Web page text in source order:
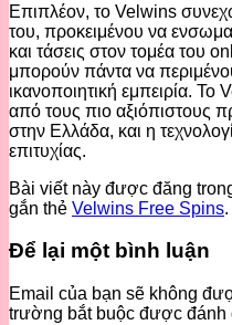
Επιπλέον, το Velwins
του, προκειμένου να
και τάσεις στον τομέα του
μπορούν πάντα να
ικανοποιητική εμπειρία.
από τους πιο αξιόπιστους
στην Ελλάδα, και η
επιτυχίας.
Bài viết này được đăng
gắn thẻ Velwins Free Spins.
Để lại một bình luận
Email của bạn sẽ không
trường bắt buộc được đánh